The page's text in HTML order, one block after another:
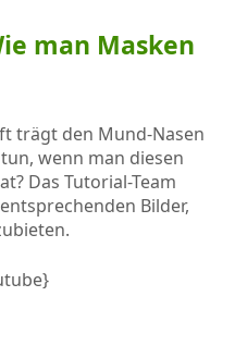
man Masken
trägt den Mund-Nasen
wenn man diesen
Das Tutorial-Team
Bilder,